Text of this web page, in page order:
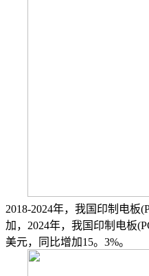
2018-2024年，我国印制电板
加，2024年，我国印制电板
美元，同比增加15。3%。